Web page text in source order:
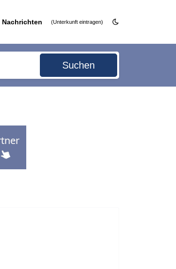
Nachrichten (Unterkunft eintragen)
Suchen